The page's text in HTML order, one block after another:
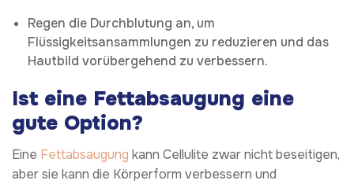
Regen die Durchblutung an, um
Flüssigkeitsansammlungen zu reduzieren und das
Hautbild vorübergehend zu verbessern.
Ist eine Fettabsaugung eine
gute Option?
Eine Fettabsaugung kann Cellulite zwar nicht beseitigen,
aber sie kann die Körperform verbessern und